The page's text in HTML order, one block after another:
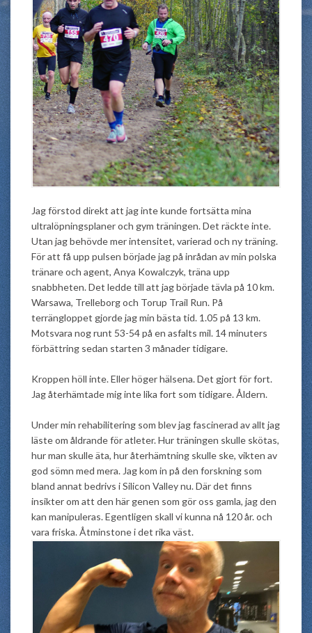
Jag förstod direkt att jag inte kunde fortsätta mina
ultralöpningsplaner och gym träningen. Det räckte inte.
Utan jag behövde mer intensitet, varierad och ny träning.
För att få upp pulsen började jag på inrådan av min polska
tränare och agent, Anya Kowalczyk, träna upp
snabbheten. Det ledde till att jag började tävla på 10 km.
Warsawa, Trelleborg och Torup Trail Run. På
terrängloppet gjorde jag min bästa tid. 1.05 på 13 km.
Motsvara nog runt 53-54 på en asfalts mil. 14 minuters
förbättring sedan starten 3 månader tidigare.
Kroppen höll inte. Eller höger hälsena. Det gjort för fort.
Jag återhämtade mig inte lika fort som tidigare. Åldern.
Under min rehabilitering som blev jag fascinerad av allt jag
läste om åldrande för atleter. Hur träningen skulle skötas,
hur man skulle äta, hur återhämtning skulle ske, vikten av
god sömn med mera. Jag kom in på den forskning som
bland annat bedrivs i Silicon Valley nu. Där det finns
insikter om att den här genen som gör oss gamla, jag den
kan manipuleras. Egentligen skall vi kunna nå 120 år. och
vara friska. Åtminstone i det rika väst.